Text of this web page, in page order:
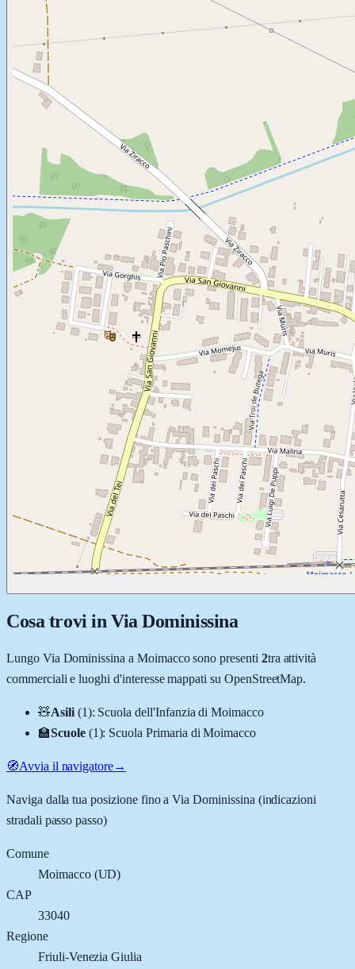
Cosa trovi in Via Dominissina
Lungo Via Dominissina a Moimaccosono presenti 2tra attività
commerciali e luoghi d'interesse mappati su OpenStreetMap.
🧸Asili (1): Scuola dell'Infanzia di Moimacco
🏫Scuole (1): Scuola Primaria di Moimacco
🧭Avvia il navigatore→
Naviga dalla tua posizione fino aVia Dominissina (indicazioni
stradali passo passo)
Comune
Moimacco(UD)
CAP
33040
Regione
Friuli-Venezia Giulia